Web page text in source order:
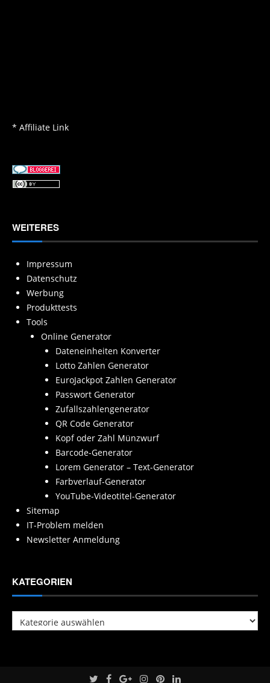
* Affiliate Link
WEITERES
Impressum
Datenschutz
Werbung
Produkttests
Tools
Online Generator
Dateneinheiten Konverter
Lotto Zahlen Generator
EuroJackpot Zahlen Generator
Passwort Generator
Zufallszahlengenerator
QR Code Generator
Kopf oder Zahl Münzwurf
Barcode-Generator
Lorem Generator – Text-Generator
Farbverlauf-Generator
YouTube-Videotitel-Generator
Sitemap
IT-Problem melden
Newsletter Anmeldung
KATEGORIEN
Kategorien